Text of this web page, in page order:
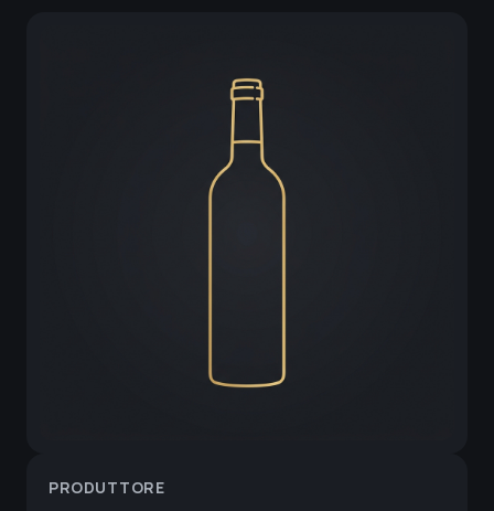
PRODUTTORE